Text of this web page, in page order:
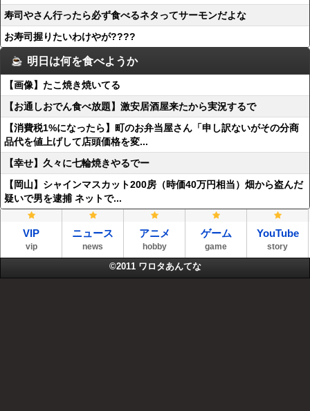
寿司やさん行ったら必ず食べるネタってサーモンだよな
お寿司握りたいわけやが????
明日は何を食べようか
【画像】たこ焼き焼いてる
【お通しおでん食べ放題】激安居酒屋来たから実況するで
【消費税1%になったら】町のお弁当屋さん「申し訳ないがその分商
品代を値上げして店頭価格を変...
【幸せ】久々に七輪焼きやるでー
【岡山】シャインマスカット200房（時価40万円相当）畑から盗んだ
疑いで男を逮捕 ネットで...
VIP
vip
ニュース
news
アニメ
hobby
ゲーム
game
YouTube
story
©2011 ワロタあんてな